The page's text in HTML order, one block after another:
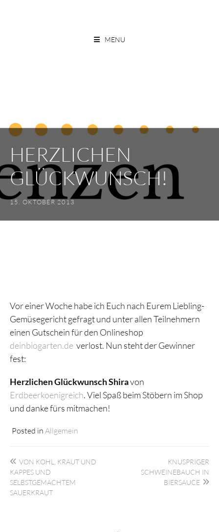
ESSEN OHNE GRENZEN
MENU
HERZLICHEN
GLÜCKWUNSCH!
15. OKTOBER 2013
Vor einer Woche habe ich Euch nach Eurem Liebling-
Gemüsegericht gefragt und unter allen Teilnehmern
einen Gutschein für den Onlineshop
deinbiogarten.de verlost. Nun steht der Gewinner
fest:
Herzlichen Glückwunsch Shiravon
Erdbeerkoenigreich. Viel Spaß beim Stöbern im Shop
und danke fürs mitmachen!
Posted in Allgemein
Beitragsnavigation
VON KOHL, KRAUT UND
KAPPES UND
SELBSTGEMACHTEM
SAUERKRAUT
KNUSPRIGER
SCHWEINEBAUCH IN
BIERSAUCE